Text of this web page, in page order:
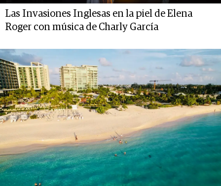
Las Invasiones Inglesas en la piel de Elena
Roger con música de Charly García